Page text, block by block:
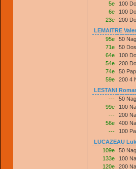
5e
100
6e
100
23e
200
LEMAITRE
95e
50
71e
50
64e
100
54e
200
74e
50
59e
200 4
LESTANI
---
50
99e
100
---
200
56e
400
---
100
LUCAZEAU
109e
50
133e
100
120e
200